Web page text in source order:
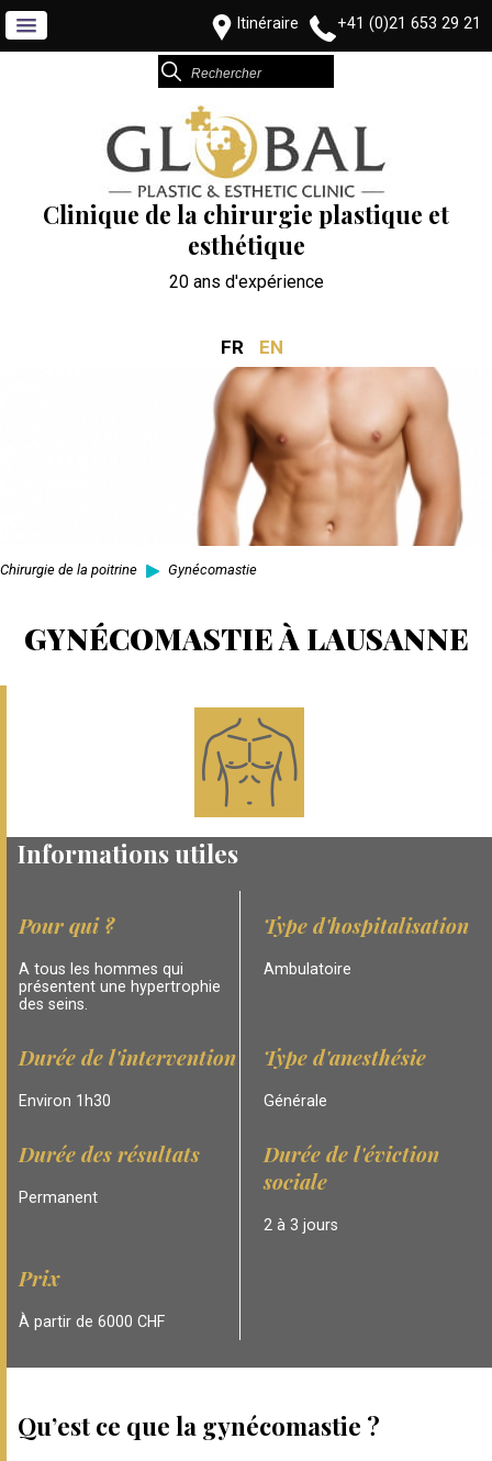
+41 (0)21 653 29 21
Itinéraire
Clinique de la chirurgie plastique et
esthétique
20 ans d'expérience
FR EN
Chirurgie de la poitrine Gynécomastie
GYNÉCOMASTIE À LAUSANNE
Informations utiles
Pour qui ?
A tous les hommes qui
présentent une hypertrophie
des seins.
Type d'hospitalisation
Ambulatoire
Durée de l'intervention
Environ 1h30
Type d'anesthésie
Générale
Durée des résultats
Permanent
Durée de l'éviction
sociale
2 à 3 jours
Prix
À partir de 6000 CHF
Qu’est ce que la gynécomastie ?